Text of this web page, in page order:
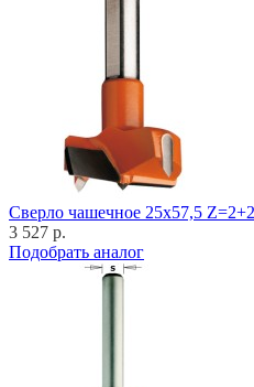
Cверло чашечное 25x57,5
3 527 р.
Подобрать аналог